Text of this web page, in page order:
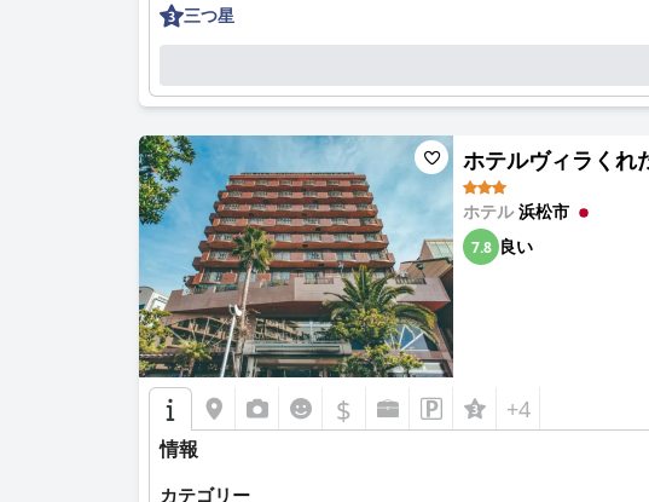
コンフォートホテル浜松のスタッフは、そのフレンドリーさ、
ービスを高く評価しており、チェックインからチェックアウト
Wi-Fiサービスについては、接続の問題がいくつか指摘されま
に向上させますが、部屋の照明など、改善の余地がある部分も
ベッドは一般的に快適さで肯定的なフィードバックを受けてお
る枕を希望する声もありました。それにもかかわらず、全体的
コンフォートホテル浜松は、手頃な価格と品質のバランスを保
略的なロケーションの組み合わせにより、ホテルはお金の価
三つ星
ホテルヴィラく
ホテル浜松市
7.8 良い
$ +4
情報
カテゴリー